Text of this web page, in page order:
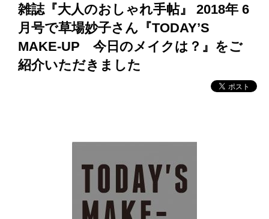
雑誌『大人のおしゃれ手帖』 2018年 6
月号で草場妙子さん『TODAY’S
MAKE-UP 今日のメイクは？』をご
紹介いただきました